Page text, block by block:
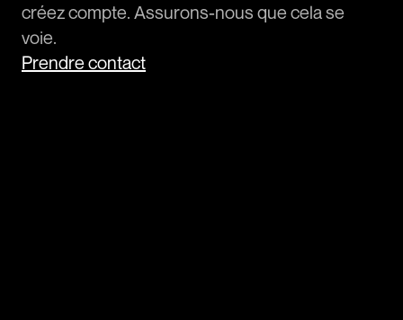
créez compte. Assurons-nous que cela se
voie.
Prendre contact